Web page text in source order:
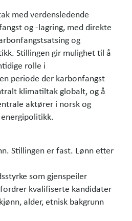
med verdensledende
og -lagring, med direkte
og
Stillingen gir mulighet til å
rolle i
periode der karbonfangst
klimatiltak globalt, og å
aktører i norsk og
Stillingen er fast. Lønn etter
som gjenspeiler
kvalifiserte kandidater
alder, etnisk bakgrunn